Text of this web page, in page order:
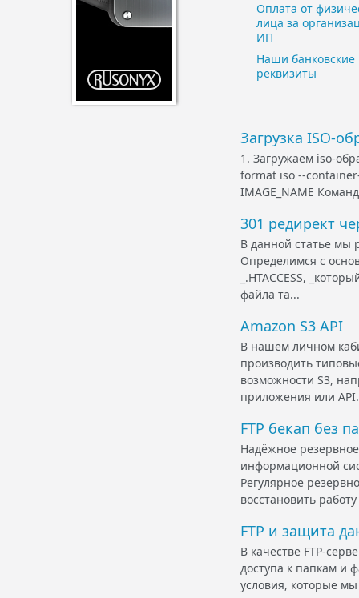
Оплата от
лица за
ИП
Наши банковские
реквизиты
Загрузка ISO-
1. Загружаем iso-
format iso --
IMAGE_NAME
301 редирект
В данной статье мы
Определимся с
_.HTACCESS,
файла та...
Amazon S3 API
В нашем личном
производить
возможности S3,
приложения или
FTP бекап без
Надёжное
информационной
Регулярное
восстановить
FTP и защита
В качестве FTP-
доступа к папкам и
условия, которые